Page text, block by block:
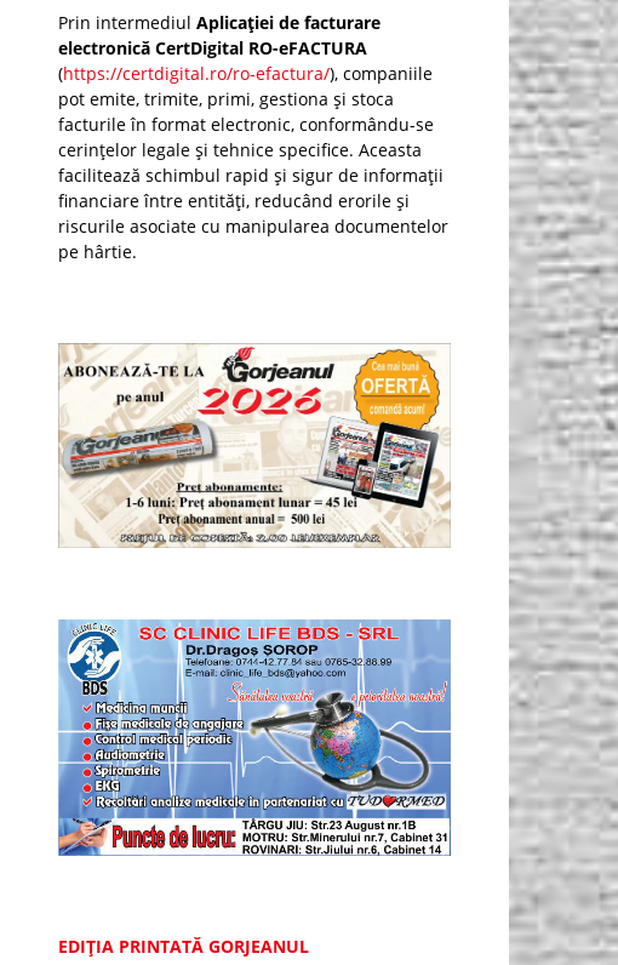
Prin intermediul Aplicației de facturare
electronică CertDigital RO-eFACTURA
(https://certdigital.ro/ro-efactura/), companiile
pot emite, trimite, primi, gestiona și stoca
facturile în format electronic, conformându-se
cerințelor legale și tehnice specifice. Aceasta
facilitează schimbul rapid și sigur de informații
financiare între entități, reducând erorile și
riscurile asociate cu manipularea documentelor
pe hârtie.
EDIȚIA PRINTATĂ GORJEANUL